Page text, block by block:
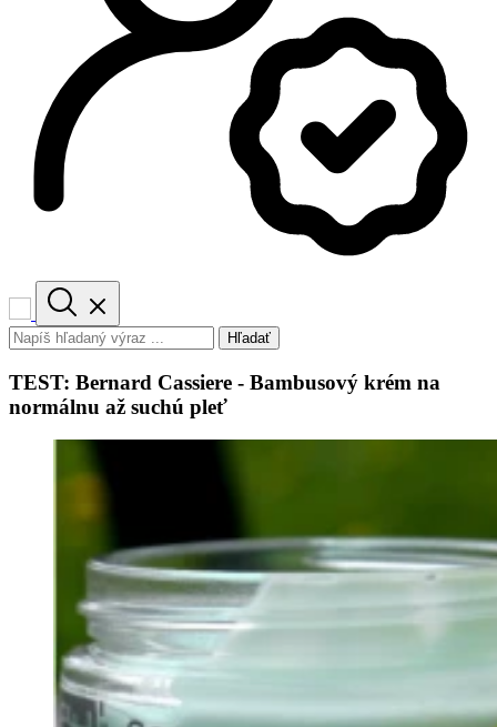
Hľadať
TEST: Bernard Cassiere - Bambusový krém na
normálnu až suchú pleť